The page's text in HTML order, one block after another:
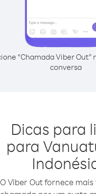
“Chamada Viber Out”
conversa
Dicas para
para
O Viber Out fornece